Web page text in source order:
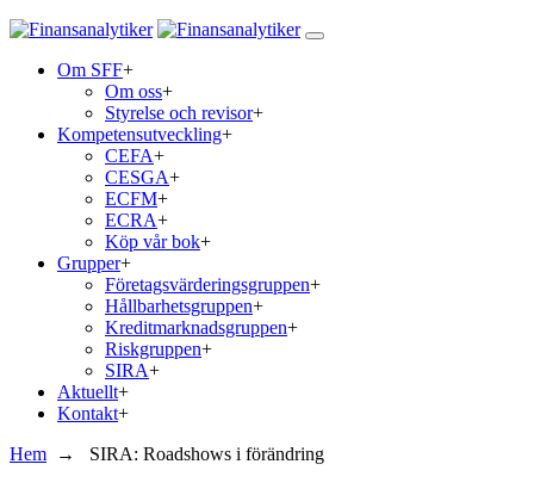
Om SFF+
Om oss+
Styrelse och revisor+
Kompetensutveckling+
CEFA+
CESGA+
ECFM+
ECRA+
Köp vår bok+
Grupper+
Företagsvärderingsgruppen+
Hållbarhetsgruppen+
Kreditmarknadsgruppen+
Riskgruppen+
SIRA+
Aktuellt+
Kontakt+
Hem → SIRA: Roadshows i förändring